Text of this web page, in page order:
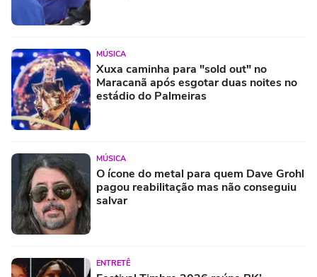
MÚSICA
Xuxa caminha para "sold out" no
Maracanã após esgotar duas noites no
estádio do Palmeiras
MÚSICA
O ícone do metal para quem Dave Grohl
pagou reabilitação mas não conseguiu
salvar
ENTRETÊ